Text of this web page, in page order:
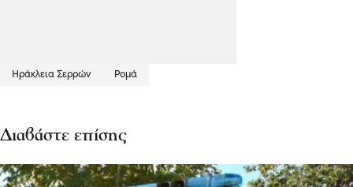
Ηράκλεια Σερρών Ρομά
Διαβάστε επίσης